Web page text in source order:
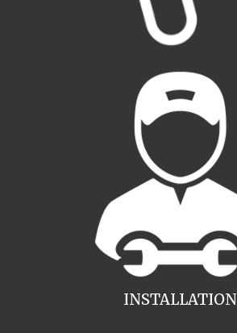
INSTALLATION